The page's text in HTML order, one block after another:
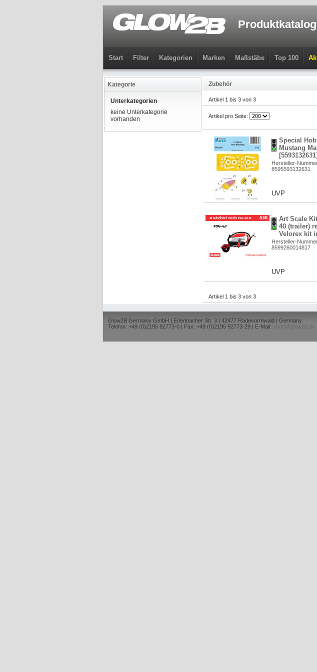
Produktkatalog
Start Filter Kategorien Marken Maßstäbe Top 100
Kategorie
Unterkategorien
keine Unterkategorie
vorhanden
Zubehör
Artikel 1 bis 3 von 3
Artikel pro Seite:
Special
Mustang
[5593132631]
Hersteller-
8595593132631
UVP
Art Scale
40 (trailer)
Velorex kit
Hersteller-
8599260014817
UVP
Artikel 1 bis 3 von 3
Glow2B Germany GmbH | Erlenbacher Str. 3 | 42477 Radevormwald | Germany
Telefon: +49 (0)2195 92773-0 | Fax: +49 (0)2195 92773-29 | E-Mail:
shop@glow2b.de